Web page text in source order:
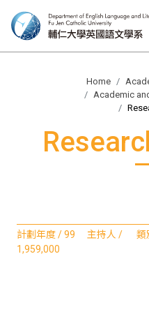
Home
Academic
計劃年度 / 99 主持人 / 類
1,959,000